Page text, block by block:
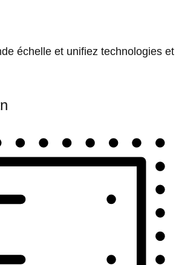
échelle et unifiez technologies et